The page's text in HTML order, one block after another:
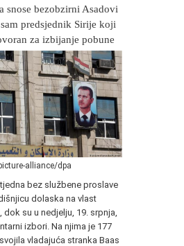
snose bezobzirni Asadovi
predsjednik Sirije koji
za izbijanje pobune
alliance/dpa
bez službene proslave
dolaska na vlast
dok su u nedjelju, 19. srpnja,
izbori. Na njima je 177
vladajuća stranka Baas